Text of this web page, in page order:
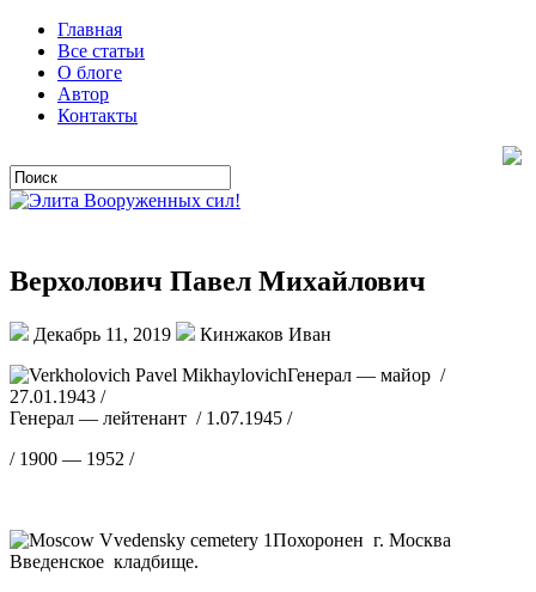
Главная
Все статьи
О блоге
Автор
Контакты
Верхолович Павел Михайлович
Декабрь 11, 2019
Кинжаков Иван
Генерал — майор /
27.01.1943 /
Генерал — лейтенант / 1.07.1945 /
/ 1900 — 1952 /
Похоронен г. Москва
Введенское кладбище.